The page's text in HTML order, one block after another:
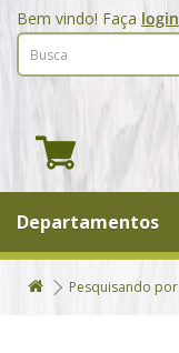
Bem vindo! Faça login
Departamentos
Pesquisando por